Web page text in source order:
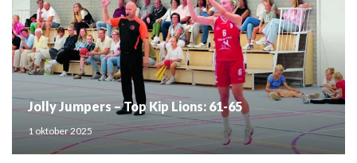
Jolly Jumpers – Top Kip Lions: 61-65
1 oktober 2025